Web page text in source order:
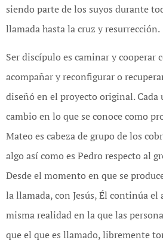
siendo parte de los suyos durante
llamada hasta la cruz y resurrección.
Ser discípulo es caminar y cooperar
acompañar y reconfigurar o
diseñó en el proyecto original.
cambio en lo que se conoce como
Mateo es cabeza de grupo de los
algo así como es Pedro respecto al
Desde el momento en que se
la llamada, con Jesús, Él continúa
misma realidad en la que las
que el que es llamado, libremente